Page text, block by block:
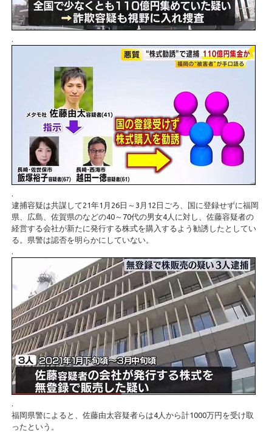
.
.
逮捕容疑は共謀して21年1月26日～3月12日ごろ、国に登録せずに福岡
県、広島、佐賀県のなどの40～70代の男女4人に対し、佐藤容疑者の
経営する会社が新たに発行する株式を購入するよう勧誘したとしてい
る。県警は認否を明らかにしていない。
.
.
福岡県警によると、佐藤由太容疑者らは4人から計1000万円を受け取
ったという。